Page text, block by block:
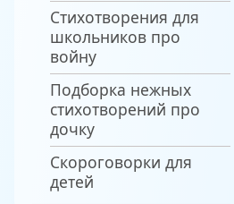
Стихотворения для
школьников про
войну
Подборка нежных
стихотворений про
дочку
Скороговорки для
детей